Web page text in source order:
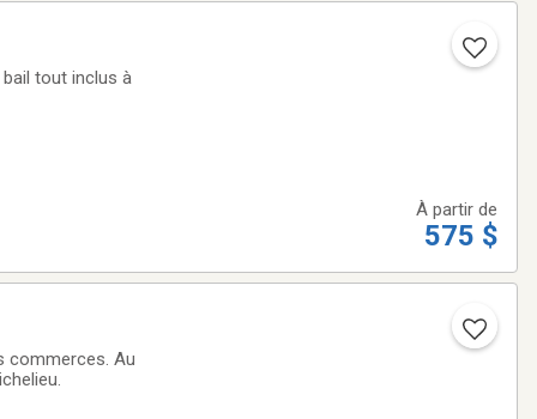
À partir de
575 $
commerces. Au